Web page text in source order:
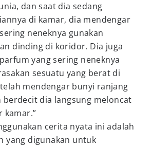
dan saat dia sedang
di kamar, dia mendengar
neneknya gunakan
dinding di koridor. Dia juga
yang sering neneknya
sesuatu yang berat di
mendengar bunyi ranjang
berdecit dia langsung meloncat
kamar.”
cerita nyata ini adalah
yang digunakan untuk